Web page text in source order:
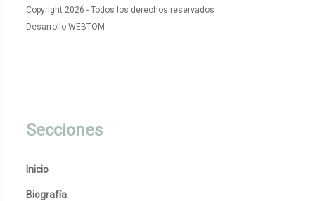
Copyright 2026 - Todos los derechos reservados
Desarrollo WEBTOM
Secciones
Inicio
Biografía